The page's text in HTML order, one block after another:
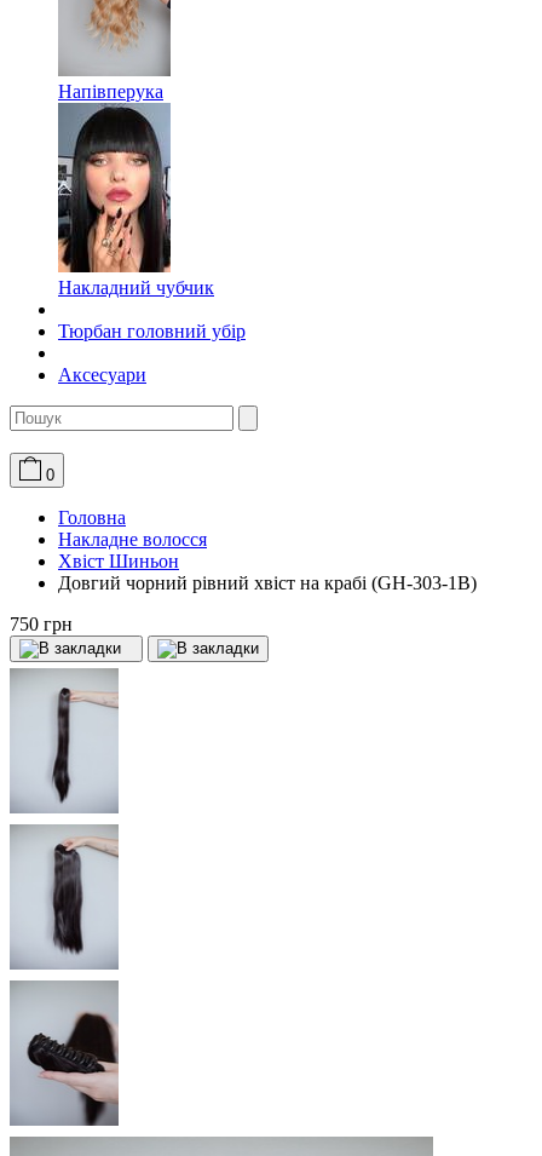
Напівперука
Накладний чубчик
Тюрбан головний убір
Аксесуари
0
Головна
Накладне волосся
Хвіст Шиньон
Довгий чорний рівний хвіст на крабі (GH-303-1B)
750 грн